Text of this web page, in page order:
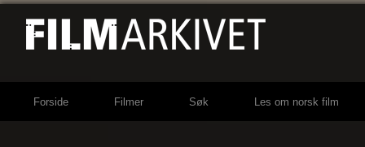
Forside Filmer Søk Les om norsk film